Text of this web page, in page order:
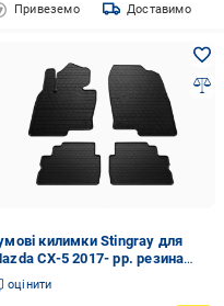
Привеземо Доставимо
килимки Stingray для
CX-5 2017- рр. резина
оцінити